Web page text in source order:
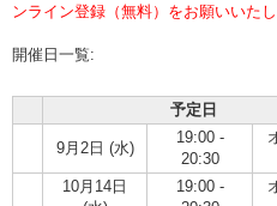
ンライン登録（無料）をお願いいたし
開催日一覧:
予定日
9月2日 (水)
19:00 -
20:30
10月14日
19:00 -